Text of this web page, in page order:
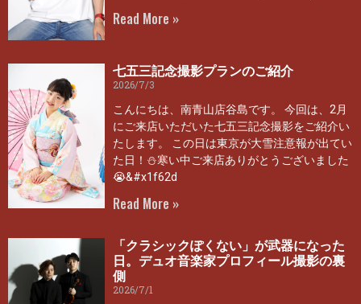
Read More »
七五三記念撮影プランのご紹介
2026/7/3
こんにちは、南青山店谷島です。 今回は、2月
にご来店いただいた七五三記念撮影をご紹介い
たします。 この日は東京が大雪注意報が出てい
た日！⛄寒い中ご来店ありがとうございました
😭&#x1f62d
Read More »
「クラシックぽくない」が武器になった
日。デュオ音楽家プロフィール撮影の裏
側
2026/7/1